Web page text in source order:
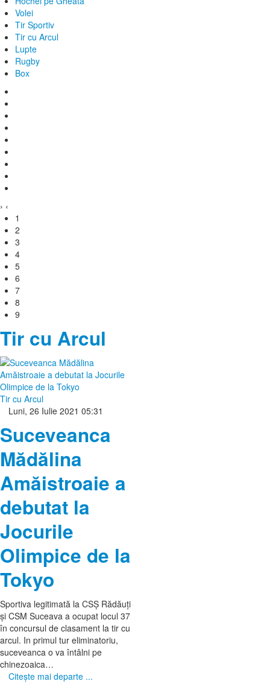
Volei
Tir Sportiv
Tir cu Arcul
Lupte
Rugby
Box
› ‹
1
2
3
4
5
6
7
8
9
Tir cu Arcul
Tir cu Arcul
Luni, 26 Iulie 2021 05:31
Suceveanca
Mădălina
Amăistroaie a
debutat la
Jocurile
Olimpice de la
Tokyo
Sportiva legitimată la CSŞ Rădăuți
și CSM Suceava a ocupat locul 37
în concursul de clasament la tir cu
arcul. In primul tur eliminatoriu,
suceveanca o va întâlni pe
chinezoaica…
Citeşte mai departe ...